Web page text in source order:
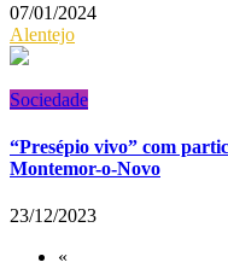
07/01/2024
Alentejo
Sociedade
“Presépio vivo” com
Montemor-o-Novo
23/12/2023
«